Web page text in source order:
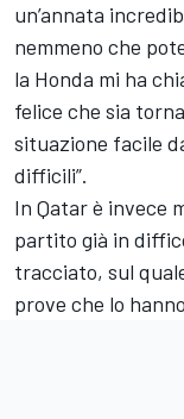
un’annata
nemmeno che
la Honda mi ha
felice che sia
situazione facile
difficili”.
In Qatar è invece
partito già in
tracciato, sul
prove che lo